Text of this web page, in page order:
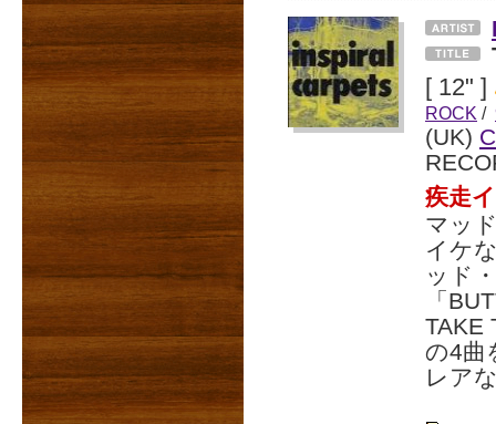
[ 12" ]
ROCK /
(UK)
疾走
マッ
イケ
ッド
「
TAKE
の4曲
レア